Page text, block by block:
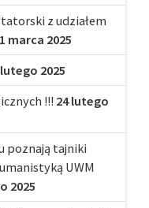
z udziałem
1 marca 2025
2025
!!! 24 lutego
poznają tajniki
UWM
2025